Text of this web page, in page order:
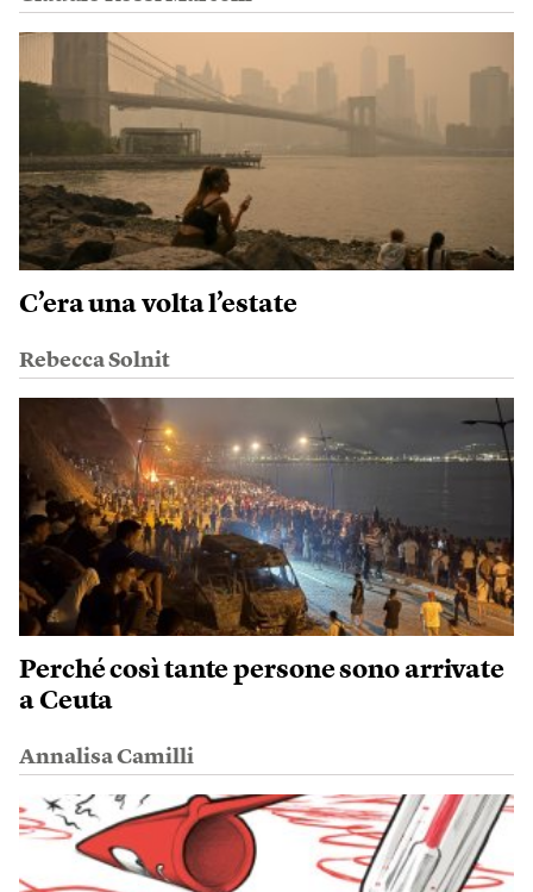
C’era una volta l’estate
Rebecca Solnit
Perché così tante persone sono arrivate
a Ceuta
Annalisa Camilli